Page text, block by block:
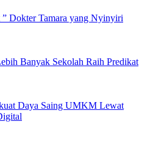
” Dokter Tamara yang Nyinyiri
Banyak Sekolah Raih Predikat
Daya Saing UMKM Lewat